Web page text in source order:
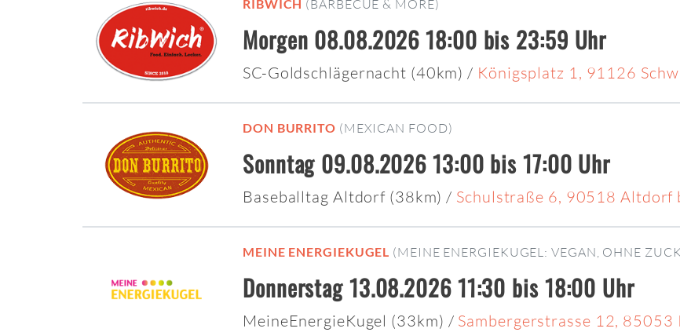
RIBWICH (BARBECUE & MORE)
Morgen 08.08.2026 18:00 bis 23:59 Uhr
SC-Goldschlägernacht (40km)/ Königsplatz 1, 91126
DON BURRITO (MEXICAN FOOD)
Sonntag 09.08.2026 13:00 bis 17:00 Uhr
Baseballtag Altdorf (38km)/ Schulstraße 6, 90518 Altdorf
MEINE ENERGIEKUGEL (MEINE ENERGIEKUGEL: VEGAN, OHNE
Donnerstag 13.08.2026 11:30 bis 18:00 Uhr
MeineEnergieKugel (33km) / Sambergerstrasse 12, 85053